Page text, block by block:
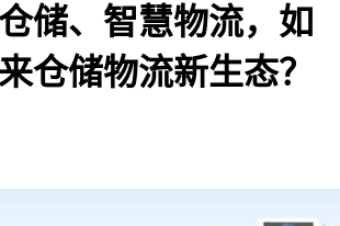
储、智慧物流，如
仓储物流新生态？